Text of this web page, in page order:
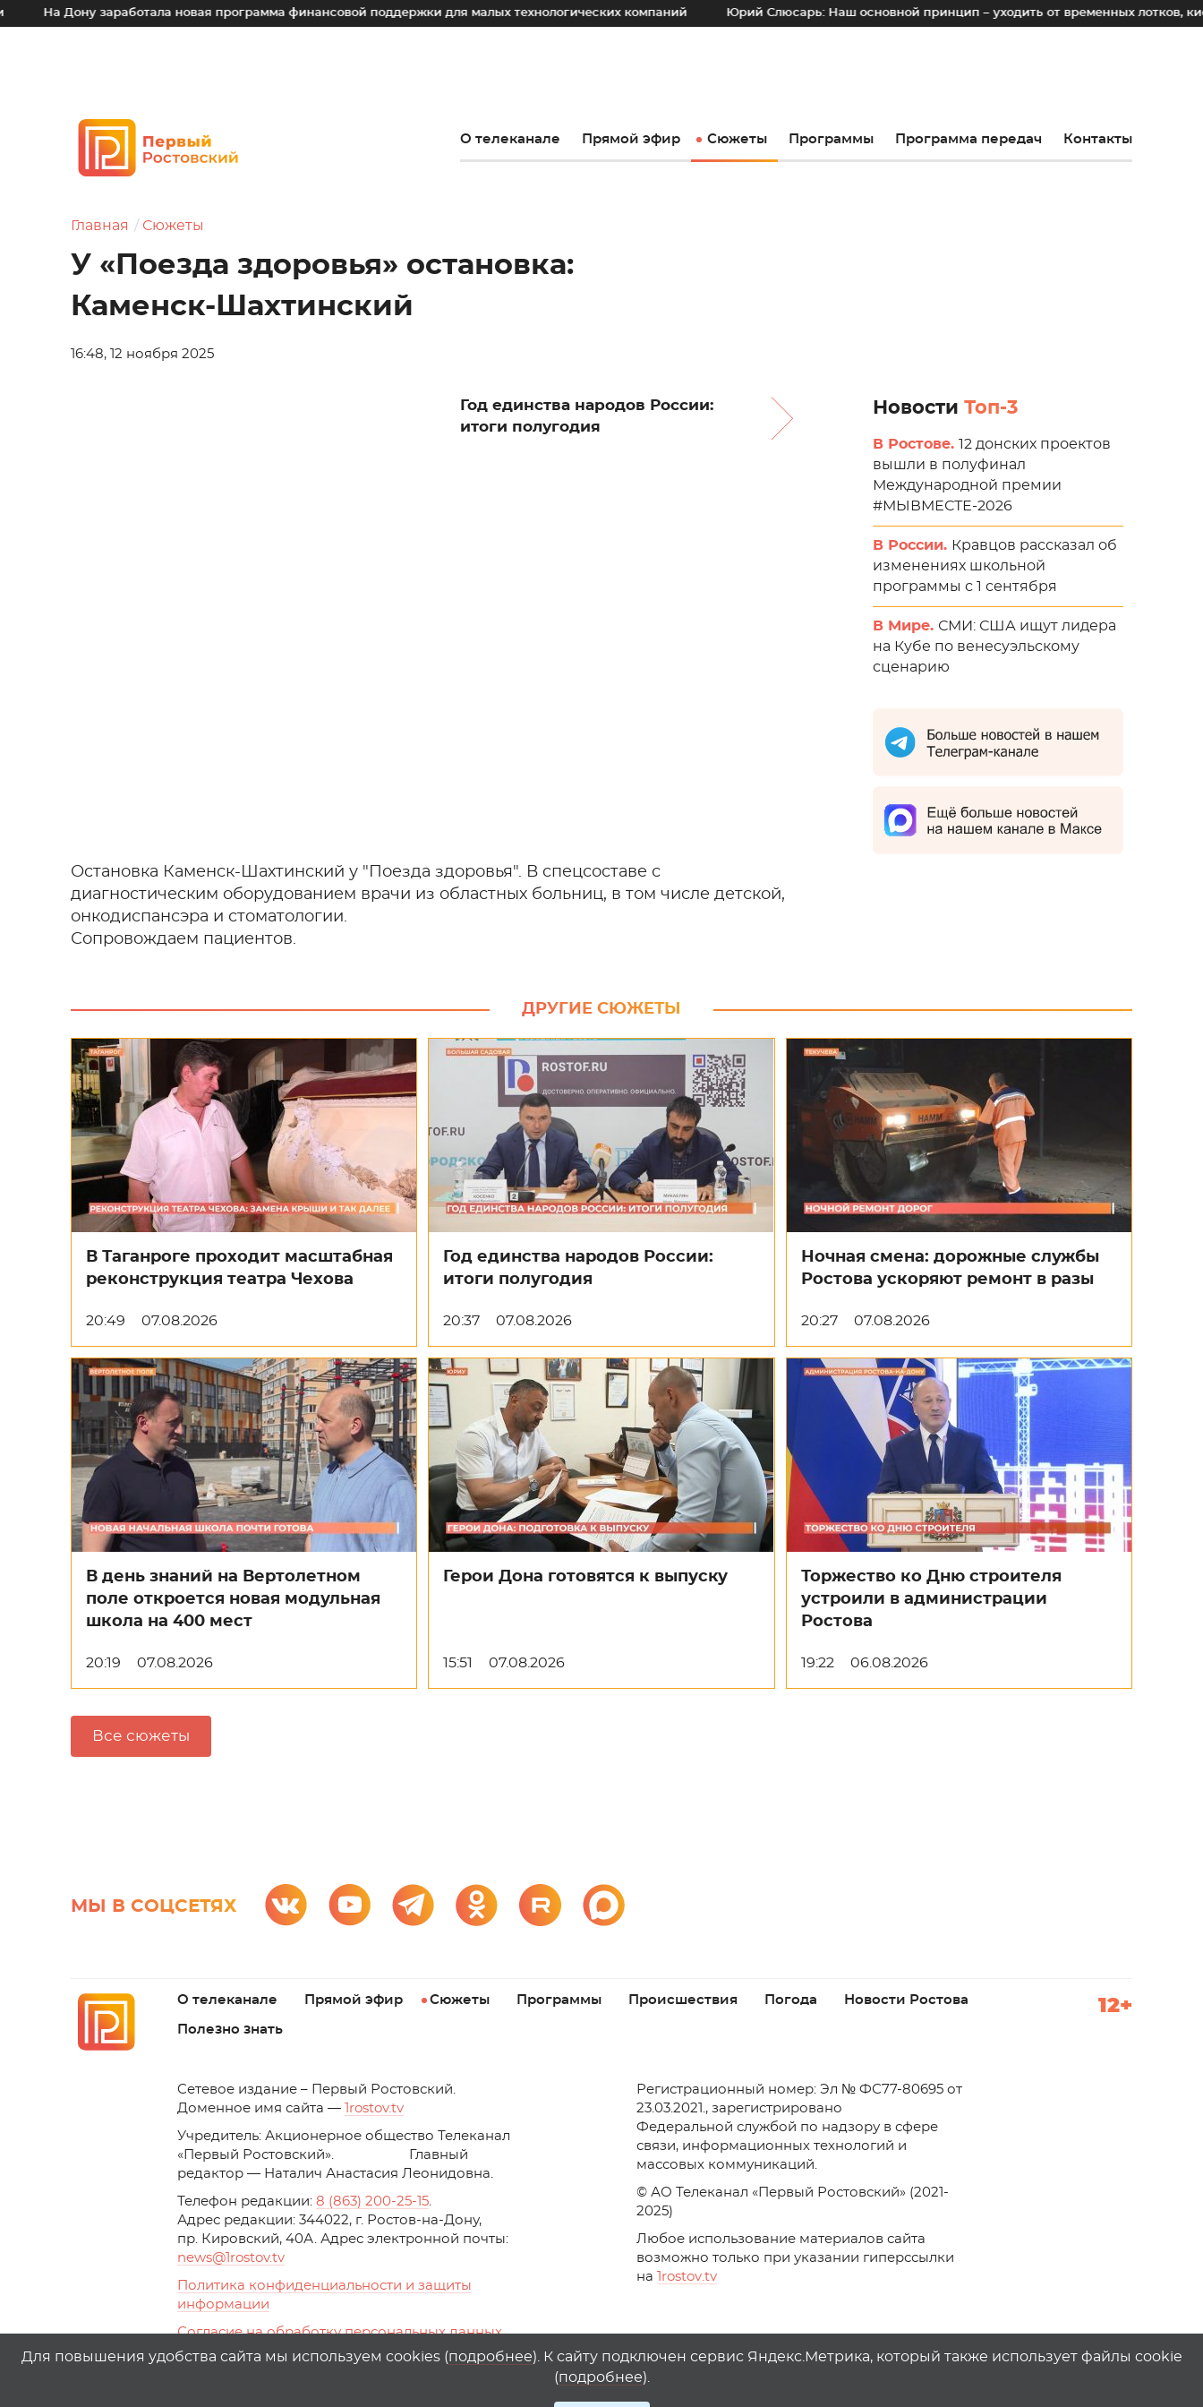
заработала новая программа финансовой поддержки для малых технологических компаний Юрий Слюсарь: Наш основной принцип – уходить от временных лотков, киосков и
О телеканале Прямой эфир Сюжеты Программы Программа передач Контакты
Главная Сюжеты
У «Поезда здоровья» остановка:
Каменск-Шахтинский
16:48, 12 ноября 2025
Год единства народов России:
итоги полугодия
Остановка Каменск-Шахтинский у "Поезда здоровья". В спецсоставе с
диагностическим оборудованием врачи из областных больниц, в том числе детской,
онкодиспансэра и стоматологии.
Сопровождаем пациентов.
Новости Топ-3
В Ростове. 12 донских проектов
вышли в полуфинал
Международной премии
#МЫВМЕСТЕ-2026
В России. Кравцов рассказал об
изменениях школьной
программы с 1 сентября
В Мире. СМИ: США ищут лидера
на Кубе по венесуэльскому
сценарию
ДРУГИЕ СЮЖЕТЫ
В Таганроге проходит масштабная
реконструкция театра Чехова
20:49 07.08.2026
Год единства народов России:
итоги полугодия
20:37 07.08.2026
Ночная смена: дорожные службы
Ростова ускоряют ремонт в разы
20:27 07.08.2026
В день знаний на Вертолетном
поле откроется новая модульная
школа на 400 мест
20:19 07.08.2026
Герои Дона готовятся к выпуску
15:51 07.08.2026
Торжество ко Дню строителя
устроили в администрации
Ростова
19:22 06.08.2026
Все сюжеты
МЫ В СОЦСЕТЯХ
О телеканале Прямой эфир Сюжеты Программы Происшествия Погода Новости Ростова
Полезно знать
12+
Cетевое издание – Первый Ростовский.
Доменное имя сайта —
1rostov.tv
Учредитель: Акционерное общество Телеканал
«Первый Ростовский». Главный
редактор — Наталич Анастасия Леонидовна.
Телефон редакции: 8 (863) 200-25-15.
Адрес редакции: 344022, г. Ростов-на-Дону,
пр. Кировский, 40А. Адрес электронной почты:
news@1rostov.tv
Политика конфиденциальности и защиты
информации
Согласие на обработку персональных данных
с помощью сервисов Yandex.Metrika, top.mail.ru
Регистрационный номер: Эл № ФС77-80695 от
23.03.2021., зарегистрировано
Федеральной службой по надзору в сфере
связи, информационных технологий и
массовых коммуникаций.
© АО Телеканал «Первый Ростовский» (2021-
2025)
Любое использование материалов сайта
возможно только при указании гиперссылки
на
rostov.tv
Для повышения удобства сайта мы используем cookies (подробнее). К сайту подключен сервис Яндекс.Метрика, который также использует файлы cookie
(подробнее).